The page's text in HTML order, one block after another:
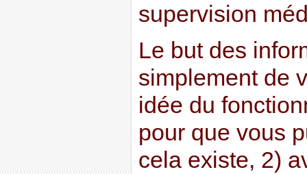
supervision
Le but des
simplement de
idée du
pour que vous
cela existe, 2)